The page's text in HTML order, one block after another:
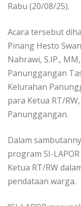
Rabu (20/08/25).
Acara tersebut
Pinang Hesto
Nahrawi, S.IP.,
Panunggangan
Kelurahan
para Ketua RT/
Panunggangan.
Dalam
program SI-
Ketua RT/RW
pendataan warga.